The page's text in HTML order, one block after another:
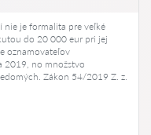
nie je formalita pre veľké
do 20 000 eur pri jej
oznamovateľov
2019, no množstvo
Zákon 54/2019 Z. z.